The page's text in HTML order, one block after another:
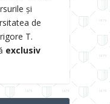
și
de
T.
exclusiv